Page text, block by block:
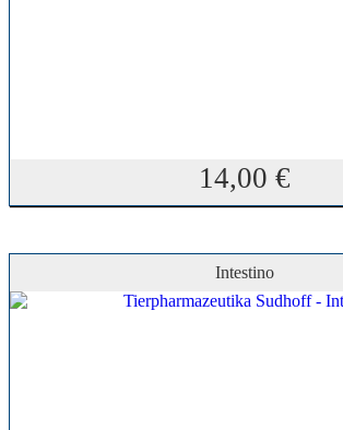
14,00 €
Intestino